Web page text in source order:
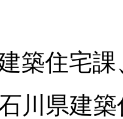
築住宅
川県建